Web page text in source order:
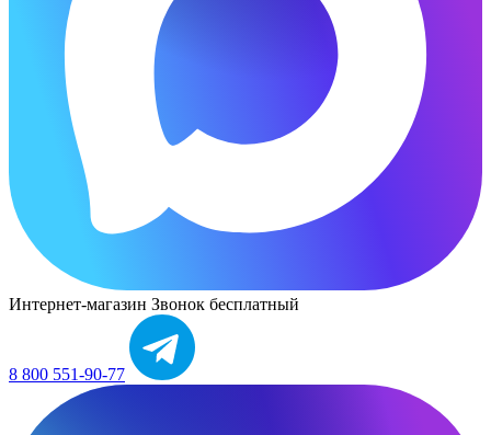
Интернет-магазин Звонок бесплатный
8 800 551-90-77